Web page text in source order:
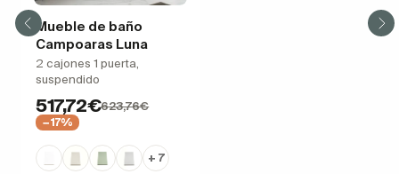
Mueble de baño
Campoaras Luna
2 cajones 1 puerta,
suspendido
517,72€623,76€
−17%
+ 7